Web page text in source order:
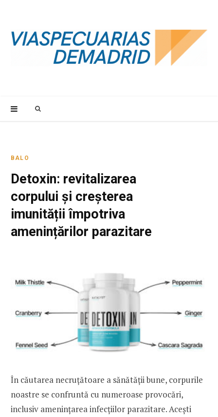
r
c
h
o
BALO
Detoxin: revitalizarea
corpului și creșterea
imunității împotriva
amenințărilor parazitare
În căutarea necruțătoare a sănătății bune, corpurile
noastre se confruntă cu numeroase provocări,
inclusiv amenințarea infecțiilor parazitare. Acești